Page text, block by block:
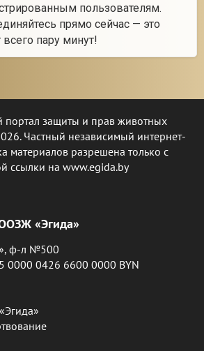
пользователям.
прямо сейчас — это
всего пару минут!
портал защиты и прав животных
Частный независимый интернет-
материалов разрешена только с
ссылки на www.egida.by
«Эгида»
ф-л №500
0000 0426 6600 0000 BYN